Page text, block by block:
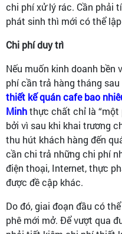
chi phí xử lý rác. Cần phải
phát sinh thì mới có thể
Chi phí duy trì
Nếu muốn kinh doanh
phí cần trả hàng tháng
thiết kế quán cafe bao
Minhthực chất chỉ là “một
bởi vì sau khi khai trương
thu hút khách hàng đến
cần chi trả những chi phí
điện thoại, Internet, thực
được đề cập khác.
Do đó, giai đoạn đầu có
phê mới mở. Để vượt qua